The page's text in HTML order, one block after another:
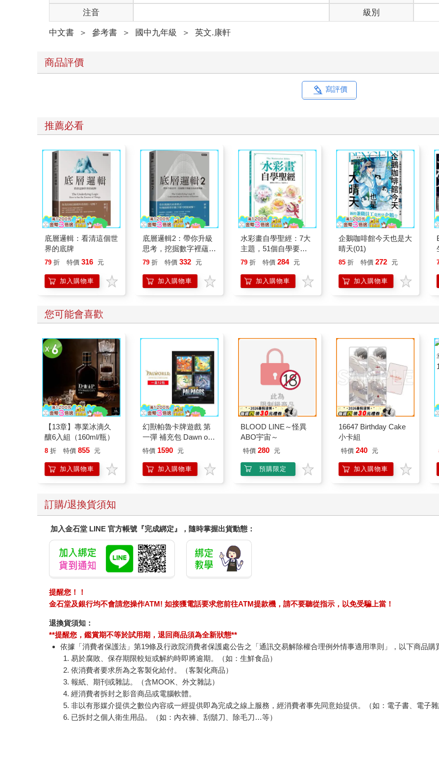
注音
級別
中文書 ＞ 參考書 ＞ 國中九年級 ＞ 英文.康軒
商品評價
寫評價
推薦必看
底層邏輯：看清這個世
界的底牌
79 折 特價 316 元
加入購物車
底層邏輯2：帶你升級
思考，挖掘數字裡蘊含
的商業寶藏
79 折 特價 332 元
加入購物車
水彩畫自學聖經：7大
主題，51個自學要
點，一本最全面的水彩
79 折 特價 284 元
加入購物車
企鵝咖啡館今天也是大
晴天(01)
85 折 特價 272 元
加入購物車
您可能會喜歡
【13章】專業冰滴久
釀6入組（160ml/瓶）
8 折 特價 855 元
加入購物車
幻獸帕魯卡牌遊戲 第
一彈 補充包 Dawn of
Palpagos（日文版一
特價 1590 元
加入購物車
BLOOD LINE～怪異
ABO宇宙～
特價 280 元
預購限定
16647 Birthday Cake
小卡組
特價 240 元
加入購物車
訂購/退換貨須知
加入金石堂 LINE 官方帳號『完成綁定』，隨時掌握出貨動態：
提醒您！！
金石堂及銀行均不會請您操作ATM! 如接獲電話要求您前往ATM提款機，請不要聽從指示，以免受騙上當！
退換貨須知：
**提醒您，鑑賞期不等於試用期，退回商品須為全新狀態**
依據「消費者保護法」第19條及行政院消費者保護處公告之「通訊交易解除權合理例外情事適用準則」，以下商品
易於腐敗、保存期限較短或解約時即將逾期。（如：生鮮食品）
依消費者要求所為之客製化給付。（客製化商品）
報紙、期刊或雜誌。（含MOOK、外文雜誌）
經消費者拆封之影音商品或電腦軟體。
非以有形媒介提供之數位內容或一經提供即為完成之線上服務，經消費者事先同意始提供。（如：電子書、電子
已拆封之個人衛生用品。（如：內衣褲、刮鬍刀、除毛刀…等）